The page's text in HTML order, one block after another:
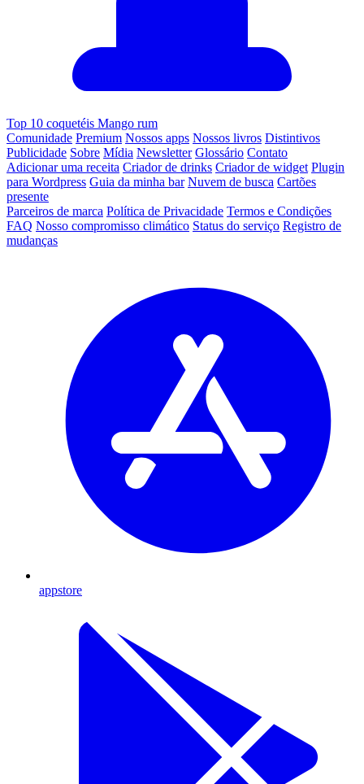
Top 10 coquetéis Mango rum
Comunidade Premium Nossos apps Nossos livros Distintivos
Publicidade Sobre Mídia Newsletter Glossário Contato
Adicionar uma receita Criador de drinks Criador de widget Plugin
para Wordpress Guia da minha bar Nuvem de busca Cartões
presente
Parceiros de marca Política de Privacidade Termos e Condições
FAQ Nosso compromisso climático Status do serviço Registro de
mudanças
appstore